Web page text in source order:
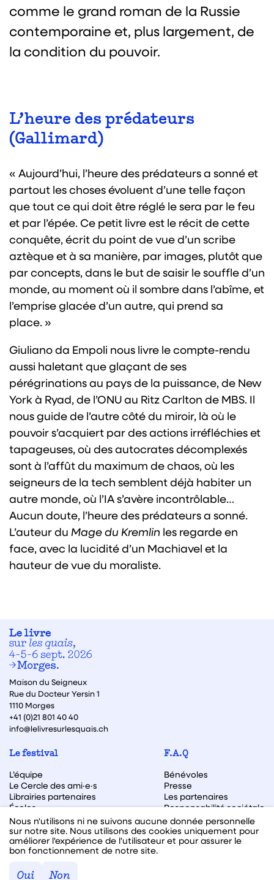
comme le grand roman de la Russie
contemporaine et, plus largement, de
la condition du pouvoir.
L’heure des prédateurs
(Gallimard)
« Aujourd’hui, l’heure des prédateurs a sonné et
partout les choses évoluent d’une telle façon
que tout ce qui doit être réglé le sera par le feu
et par l’épée. Ce petit livre est le récit de cette
conquête, écrit du point de vue d’un scribe
aztèque et à sa manière, par images, plutôt que
par concepts, dans le but de saisir le souffle d’un
monde, au moment où il sombre dans l’abîme, et
l’emprise glacée d’un autre, qui prend sa
place. »
Giuliano da Empoli nous livre le compte-rendu
aussi haletant que glaçant de ses
pérégrinations au pays de la puissance, de New
York à Ryad, de l’ONU au Ritz Carlton de MBS. Il
nous guide de l’autre côté du miroir, là où le
pouvoir s’acquiert par des actions irréfléchies et
tapageuses, où des autocrates décomplexés
sont à l’affût du maximum de chaos, où les
seigneurs de la tech semblent déjà habiter un
autre monde, où l’IA s’avère incontrôlable…
Aucun doute, l’heure des prédateurs a sonné.
L’auteur du Mage du Kremlin les regarde en
face, avec la lucidité d’un Machiavel et la
hauteur de vue du moraliste.
Maison du Seigneux
Rue du Docteur Yersin 1
1110 Morges
+41 (0)21 801 40 40
info@lelivresurlesquais.ch
Le festival
L’équipe
Le Cercle des ami·e·s
Librairies partenaires
Écoles
F.A.Q
Bénévoles
Presse
Les partenaires
Responsabilité sociétale
Archive des éditions
Archive des autrices et auteurs
Nous n'utilisons ni ne suivons aucune donnée personnelle
sur notre site. Nous utilisons des cookies uniquement pour
améliorer l'expérience de l'utilisateur et pour assurer le
bon fonctionnement de notre site.
Oui Non